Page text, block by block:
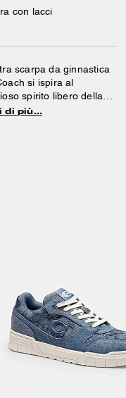
con lacci
scarpa da ginnastica
si ispira al
spirito libero della
natale di New York
che contiene
suola in gomma
con una mappa di
di più…